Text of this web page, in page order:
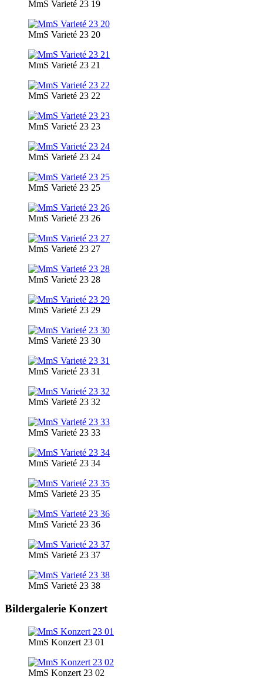
MmS Varieté 23 19
MmS Varieté 23 20
MmS Varieté 23 21
MmS Varieté 23 22
MmS Varieté 23 23
MmS Varieté 23 24
MmS Varieté 23 25
MmS Varieté 23 26
MmS Varieté 23 27
MmS Varieté 23 28
MmS Varieté 23 29
MmS Varieté 23 30
MmS Varieté 23 31
MmS Varieté 23 32
MmS Varieté 23 33
MmS Varieté 23 34
MmS Varieté 23 35
MmS Varieté 23 36
MmS Varieté 23 37
MmS Varieté 23 38
Bildergalerie Konzert
MmS Konzert 23 01
MmS Konzert 23 02